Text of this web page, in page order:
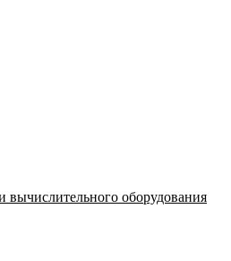
вычислительного оборудования